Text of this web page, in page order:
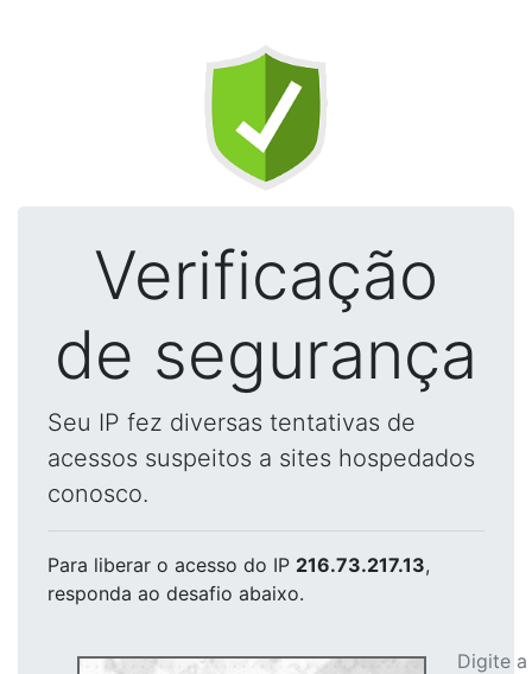
Verificação
de segurança
Seu IP fez diversas tentativas de
acessos suspeitos a sites hospedados
conosco.
Para liberar o acesso do IP 216.73.217.13,
responda ao desafio abaixo.
Digite